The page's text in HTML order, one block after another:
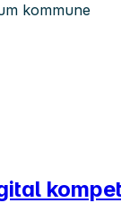
kommune